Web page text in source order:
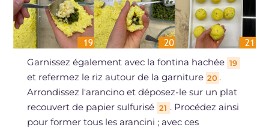
Garnissez également avec la fontina hachée 19
et refermez le riz autour de la garniture 20 .
Arrondissez l'arancino et déposez-le sur un plat
recouvert de papier sulfurisé 21 . Procédez ainsi
pour former tous les arancini ; avec ces